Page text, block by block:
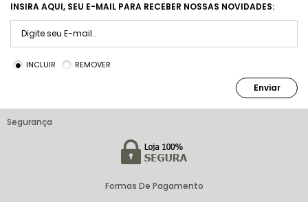
INSIRA AQUI, SEU E-MAIL PARA RECEBER NOSSAS NOVIDADES:
INCLUIR REMOVER
Enviar
Segurança
Formas De Pagamento